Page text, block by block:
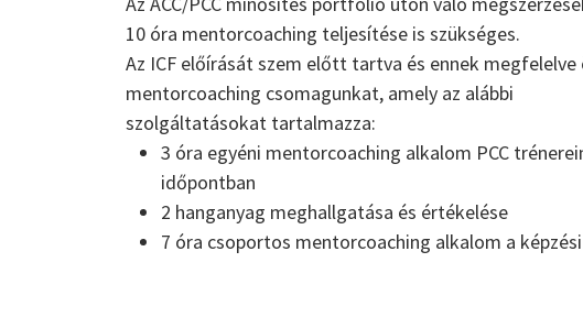
10 óra mentorcoaching teljesítése is szükséges.
Az ICF előírását szem előtt tartva és ennek
mentorcoaching csomagunkat, amely az alábbi
szolgáltatásokat tartalmazza:
3 óra egyéni mentorcoaching alkalom PCC
időpontban
2 hanganyag meghallgatása és értékelése
7 óra csoportos mentorcoaching alkalom a